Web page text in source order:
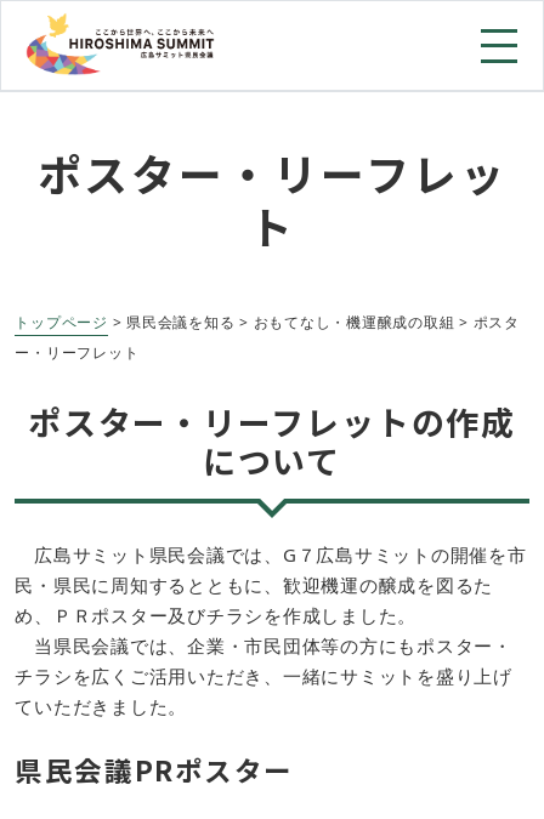
ポスター・リーフレッ
ト
トップページ > 県民会議を知る > おもてなし・機運醸成の取組 > ポスタ
ー・リーフレット
ポスター・リーフレットの作成
について
広島サミット県民会議では、G７広島サミットの開催を市
民・県民に周知するとともに、歓迎機運の醸成を図るた
め、ＰＲポスター及びチラシを作成しました。
当県民会議では、企業・市民団体等の方にもポスター・
チラシを広くご活用いただき、一緒にサミットを盛り上げ
ていただきました。
県民会議PRポスター